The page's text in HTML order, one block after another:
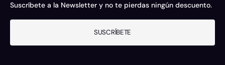
Suscríbete a la Newsletter y no te pierdas ningún descuento.
SUSCRÍBETE